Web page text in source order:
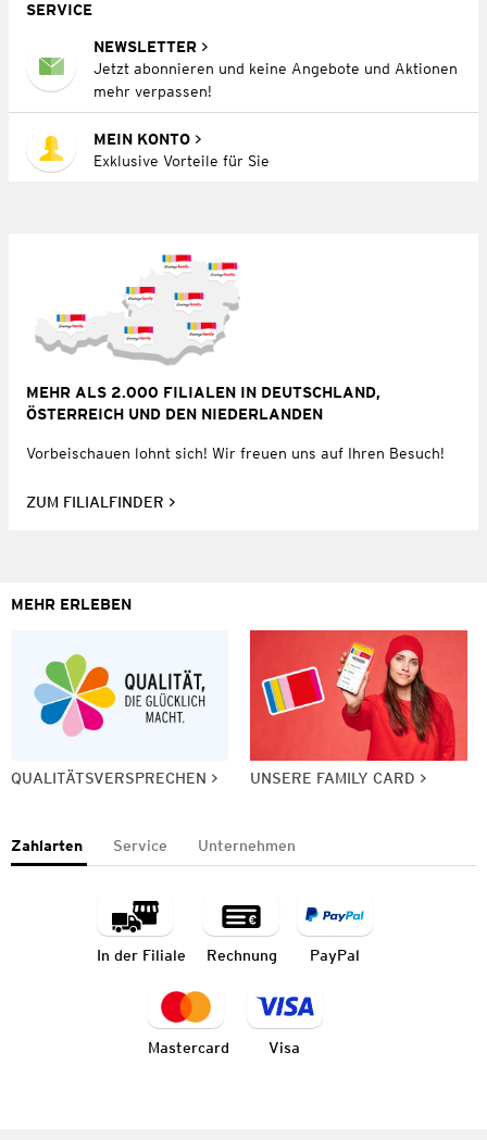
SERVICE
NEWSLETTER
Jetzt abonnieren und keine Angebote und Aktionen
mehr verpassen!
MEIN KONTO
Exklusive Vorteile für Sie
MEHR ALS 2.000 FILIALEN IN DEUTSCHLAND,
ÖSTERREICH UND DEN NIEDERLANDEN
Vorbeischauen lohnt sich! Wir freuen uns auf Ihren Besuch!
ZUM FILIALFINDER
MEHR ERLEBEN
QUALITÄTSVERSPRECHEN UNSERE FAMILY CARD
Zahlarten Service Unternehmen
In der Filiale Rechnung PayPal
Mastercard Visa